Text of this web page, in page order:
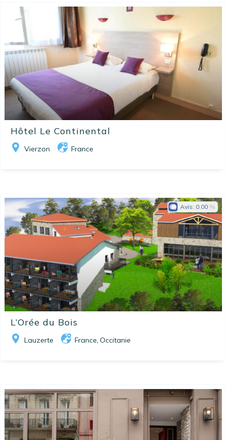
Hôtel Le Continental
Vierzon France
L’Orée du Bois
Lauzerte France, Occitanie
Avis: 0.00